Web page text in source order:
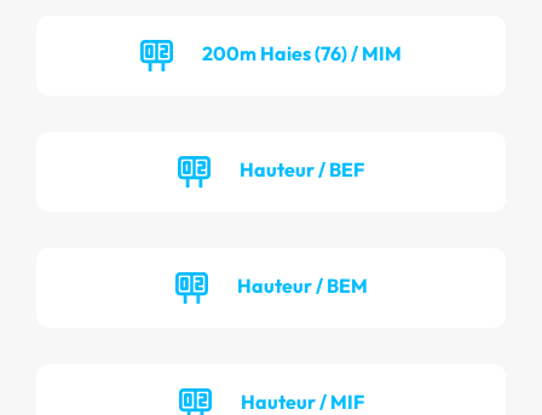
200m Haies (76) / MIM
Hauteur / BEF
Hauteur / BEM
Hauteur / MIF